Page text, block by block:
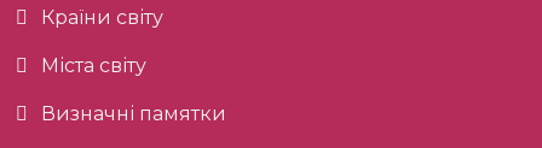
Країни світу
Міста світу
Визначні памятки